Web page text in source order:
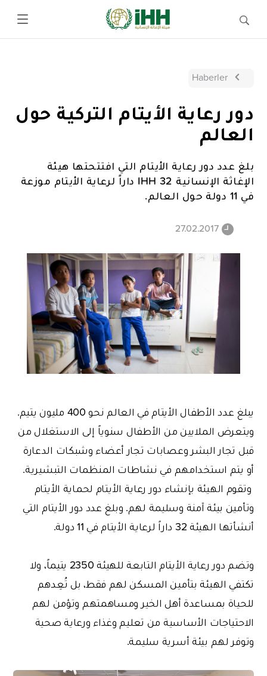
Haberler
دور رعاية الأيتام التركية حول
العالم
بلغ عدد دور رعاية الأيتام التي افتتحتها هيئة
الإغاثة الإنسانية IHH 32 داراً لرعاية الأيتام موزعة
في 11 دولة حول العالم.
27.02.2017
يبلغ عدد الأطفال الأيتام في العالم نحو 400 مليون يتيم.
ويتعرض الملايين من الأطفال سنوياً إلى الاستغلال من
قبل تجار البشر وعصابات تجار أعضاء وشبكات الدعارة
أو يتم استخدامهم في نشاطات المنظمات التبشيرية.
وتقوم الهيئة بإنشاء دور رعاية الأيتام لحماية الأيتام
وتأمين بيئة آمنة وسليمة لهم. وبلغ عدد دور الأيتام التي
أنشأتها الهيئة 32 داراً لرعاية الأيتام في 11 دولة.
وتضم دور رعاية الأيتام التابعة للهيئة 2350 يتيماً، ولا
تكتفي الهيئة بتأمين المسكن لهم فقط، بل تُعِدهم
للحياة بمساعدة أهل الخير ومساهمتهم وتؤمن لهم
الاحتياجات الأساسية من تعليم وغذاء ورعاية صحية
وتوفر لهم بيئة أسرية سليمة.